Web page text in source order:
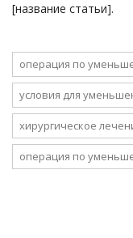
[название статьи].
операция по
условия для
хирургическое
операция по